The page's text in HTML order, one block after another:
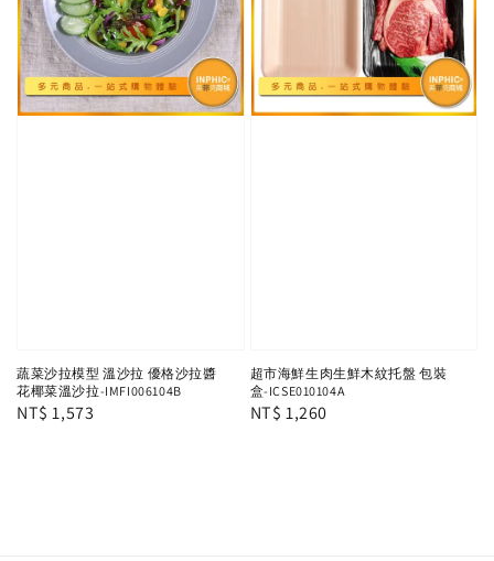
蔬菜沙拉模型 溫沙拉 優格沙拉醬
花椰菜溫沙拉-IMFI006104B
Regular
NT$ 1,573
超市海鮮生肉生鮮木紋托盤 包裝
盒-ICSE010104A
Regular
NT$ 1,260